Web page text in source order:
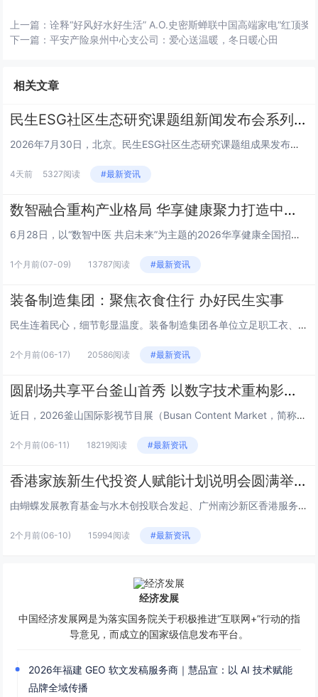
上一篇：诠释“好风好水好生活” A.O.史密斯蝉联中国高端家电“红顶奖”
下一篇：平安产险泉州中心支公司：爱心送温暖，冬日暖心田
相关文章
民生ESG社区生态研究课题组新闻发布会系列 | 王栎篇
2026年7月30日，北京。民生ESG社区生态研究课题组成果发布会上，三公平台董事长王栎就平台核心定位、建设路径及未来规...
4天前 5327阅读 #最新资讯
数智融合重构产业格局 华享健康聚力打造中医健康新生态
6月28日，以“数智中医 共启未来”为主题的2026华享健康全国招商发布会在山东济南举行。本次大会汇聚政府主管部门领导、...
1个月前(07-09) 13787阅读 #最新资讯
装备制造集团：聚焦衣食住行 办好民生实事
民生连着民心，细节彰显温度。装备制造集团各单位立足职工衣、食、住、行日常生活需求，精准对接急难愁盼，推出一系列务实暖心举...
2个月前(06-17) 20586阅读 #最新资讯
圆剧场共享平台釜山首秀 以数字技术重构影视产业新生态
近日，2026釜山国际影视节目展（Busan Content Market，简称BCM）在韩国釜山BEXCO会展中心盛大...
2个月前(06-11) 18219阅读 #最新资讯
香港家族新生代投资人赋能计划说明会圆满举行
由蝴蝶发展教育基金与水木创投联合发起、广州南沙新区香港服务中心支持的“香港家族新生代投资人赋能计划”说明会，于6月2日下...
2个月前(06-10) 15994阅读 #最新资讯
经济发展
中国经济发展网是为落实国务院关于积极推进“互联网+”行动的指
导意见，而成立的国家级信息发布平台。
2026年福建 GEO 软文发稿服务商｜慧品宣：以 AI 技术赋能
品牌全域传播